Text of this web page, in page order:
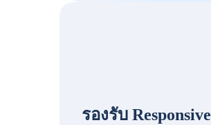
รองรับ Responsive